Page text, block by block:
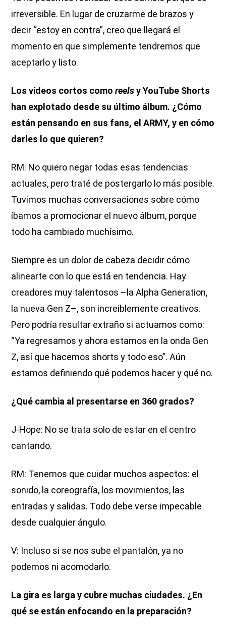
irreversible. En lugar de cruzarme de brazos y
decir “estoy en contra”, creo que llegará el
momento en que simplemente tendremos que
aceptarlo y listo.
Los videos cortos comoreelsy YouTube Shorts
han explotado desde su último álbum. ¿Cómo
están pensando en sus fans, el ARMY, y en cómo
darles lo que quieren?
RM: No quiero negar todas esas tendencias
actuales, pero traté de postergarlo lo más posible.
Tuvimos muchas conversaciones sobre cómo
íbamos a promocionar el nuevo álbum, porque
todo ha cambiado muchísimo.
Siempre es un dolor de cabeza decidir cómo
alinearte con lo que está en tendencia. Hay
creadores muy talentosos –la Alpha Generation,
la nueva Gen Z–, son increíblemente creativos.
Pero podría resultar extraño si actuamos como:
“Ya regresamos y ahora estamos en la onda Gen
Z, así que hacemos shorts y todo eso”. Aún
estamos definiendo qué podemos hacer y qué no.
¿Qué cambia al presentarse en 360 grados?
J-Hope: No se trata solo de estar en el centro
cantando.
RM: Tenemos que cuidar muchos aspectos: el
sonido, la coreografía, los movimientos, las
entradas y salidas. Todo debe verse impecable
desde cualquier ángulo.
V: Incluso si se nos sube el pantalón, ya no
podemos ni acomodarlo.
La gira es larga y cubre muchas ciudades. ¿En
qué se están enfocando en la preparación?